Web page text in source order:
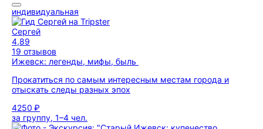
индивидуальная
Сергей
4,89
19 отзывов
Ижевск: легенды, мифы, быль
Прокатиться по самым интересным местам города и
отыскать следы разных эпох
4250 ₽
за группу, 1–4 чел.